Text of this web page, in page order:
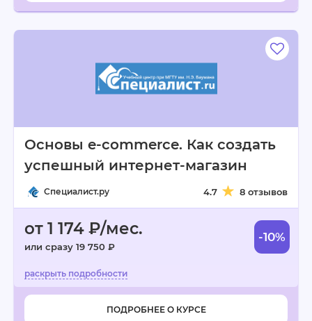
Основы e-commerce. Как создать
успешный интернет-магазин
Специалист.ру 4.7 8 отзывов
от 1 174 ₽/мес.
или сразу 19 750 ₽
-10%
ПОДРОБНЕЕ О КУРСЕ